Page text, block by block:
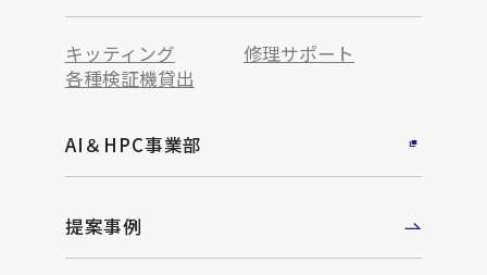
キッティング
修理サポート
各種検証機貸出
AI＆HPC事業部
提案事例